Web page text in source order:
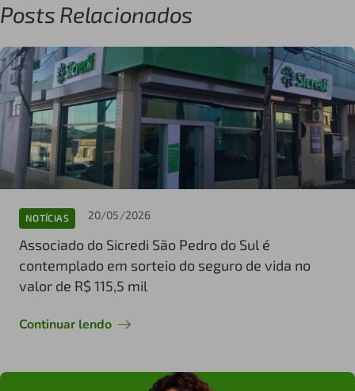
Posts Relacionados
NOTÍCIAS 20/05/2026
Associado do Sicredi São Pedro do Sul é
contemplado em sorteio do seguro de vida no
valor de R$ 115,5 mil
Continuar lendo